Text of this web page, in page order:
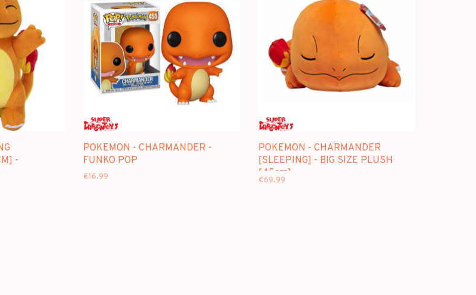
-
POKEMON - CHARMANDER -
FUNKO POP
€16,99
POKEMON - CHARMANDER
[SLEEPING] - BIG SIZE PLUSH
[45cm]
€69,99